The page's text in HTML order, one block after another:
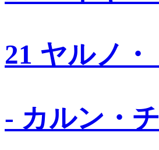
21 ヤルノ
- カルン・